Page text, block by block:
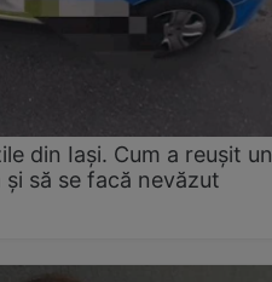
din Iași. Cum a reușit un
să se facă nevăzut